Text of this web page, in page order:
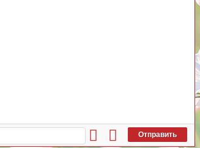
Отправить